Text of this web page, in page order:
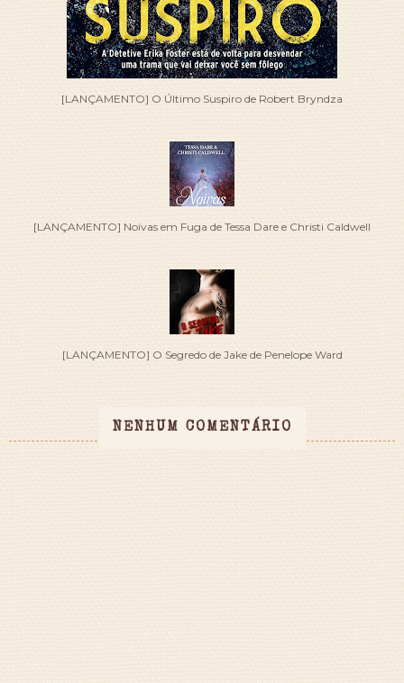
[LANÇAMENTO] O Último Suspiro de Robert Bryndza
[LANÇAMENTO] Noivas em Fuga de Tessa Dare e Christi Caldwell
[LANÇAMENTO] O Segredo de Jake de Penelope Ward
NENHUM COMENTÁRIO